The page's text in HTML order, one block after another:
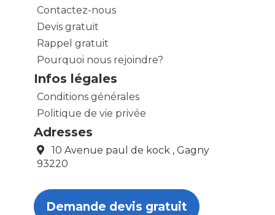
Contactez-nous
Devis gratuit
Rappel gratuit
Pourquoi nous rejoindre?
Infos légales
Conditions générales
Politique de vie privée
Adresses
10 Avenue paul de kock , Gagny
93220
Demande devis gratuit